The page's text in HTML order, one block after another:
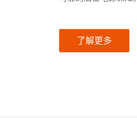
了解更多